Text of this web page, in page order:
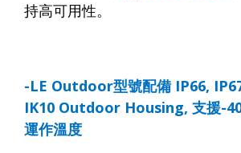
持高可用性。
-LE Outdoor型號配備IP66,
IK10 Outdoor Housing, 支援-
運作溫度